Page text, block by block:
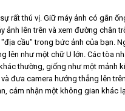
rất thú vị. Giữ máy ảnh có gắn
ảnh lên trên và xem đường chân
cầu" trong bức ảnh của bạn.
lên như một chữ U lớn. Các tòa
thường, giống như một mảnh
đưa camera hướng thẳng lên
cảm nhận một không gian khác